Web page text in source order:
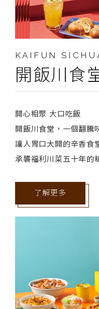
KAIFUN
開飯川食
開心相聚 大口吃飯
開飯川食堂，一個翻騰
讓人胃口大開的辛香食
承襲福利川菜五十年的
了解更多